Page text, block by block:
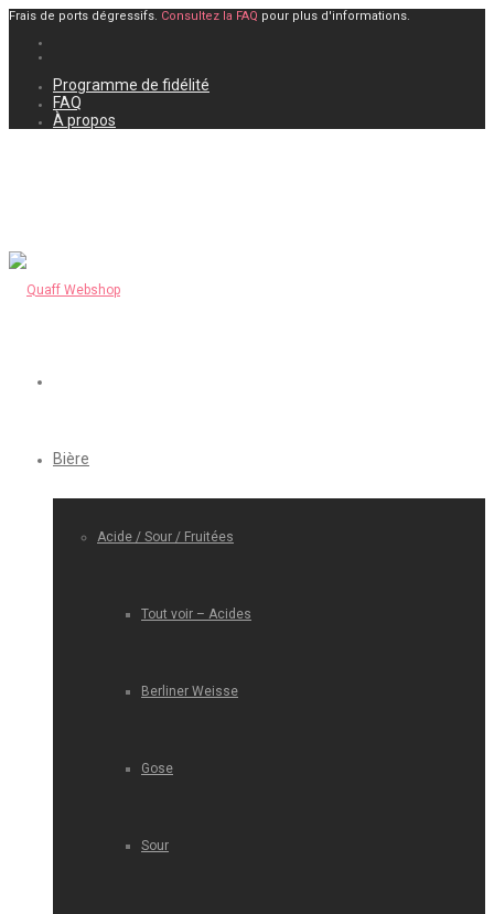
Frais de ports dégressifs. Consultez la FAQ pour plus d'informations.
Programme de fidélité
FAQ
À propos
Bière
Acide / Sour / Fruitées
Tout voir – Acides
Berliner Weisse
Gose
Sour